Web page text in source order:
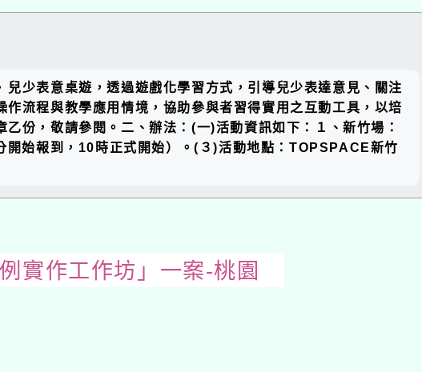
塊
少表意桌遊，透過遊戲化學習方式，引導兒少表達意見、關注
流程與教學應用情境，協助參與者習得實用之互動工具，以培
份，敬請參閱。二、辦法：(一)活動資訊如下：１、新竹場：
始報到，10時正式開始）。(３)活動地點：TOPSPACE新竹
實作工作坊」一案-桃園